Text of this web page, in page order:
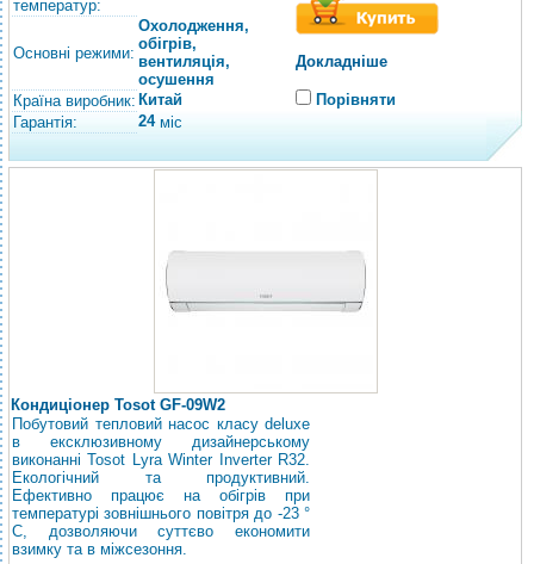
температур:
Основні режими:
Охолодження,
обігрів,
вентиляція,
осушення
Країна виробник: Китай
Гарантія:
24міс
Докладніше
Порівняти
Кондиціонер Tosot GF-09W2
Побутовий тепловий насос класу deluxe
в ексклюзивному дизайнерському
виконанні Tosot Lyra Winter Inverter R32.
Екологічний та продуктивний.
Ефективно працює на обігрів при
температурі зовнішнього повітря до -23 °
С, дозволяючи суттєво економити
взимку та в міжсезоння.